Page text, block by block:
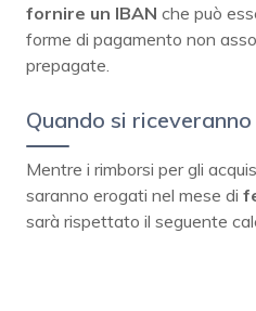
fornire un IBAN che può
forme di pagamento non
prepagate.
Quando si
Mentre i rimborsi per gli
saranno erogati nel mese di
sarà rispettato il seguente